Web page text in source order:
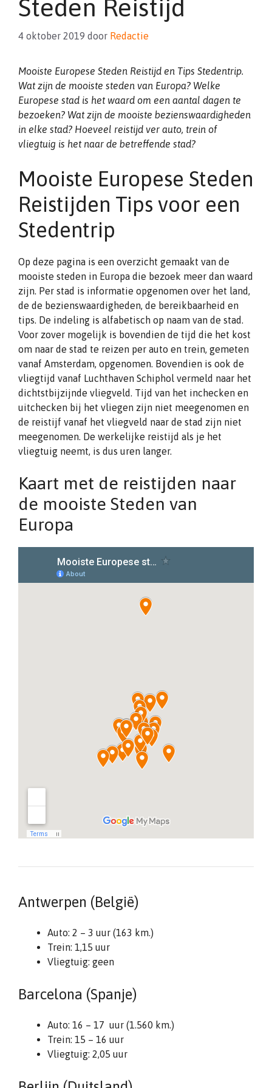
Steden Reistijd
4 oktober 2019 door Redactie
Mooiste Europese Steden Reistijd en Tips Stedentrip.
Wat zijn de mooiste steden van Europa? Welke
Europese stad is het waard om een aantal dagen te
bezoeken? Wat zijn de mooiste bezienswaardigheden
in elke stad? Hoeveel reistijd ver auto, trein of
vliegtuig is het naar de betreffende stad?
Mooiste Europese Steden
Reistijden Tips voor een
Stedentrip
Op deze pagina is een overzicht gemaakt van de
mooiste steden in Europa die bezoek meer dan waard
zijn. Per stad is informatie opgenomen over het land,
de de bezienswaardigheden, de bereikbaarheid en
tips. De indeling is alfabetisch op naam van de stad.
Voor zover mogelijk is bovendien de tijd die het kost
om naar de stad te reizen per auto en trein, gemeten
vanaf Amsterdam, opgenomen. Bovendien is ook de
vliegtijd vanaf Luchthaven Schiphol vermeld naar het
dichtstbijzijnde vliegveld. Tijd van het inchecken en
uitchecken bij het vliegen zijn niet meegenomen en
de reistijf vanaf het vliegveld naar de stad zijn niet
meegenomen. De werkelijke reistijd als je het
vliegtuig neemt, is dus uren langer.
Kaart met de reistijden naar
de mooiste Steden van
Europa
Antwerpen (België)
Auto: 2 – 3 uur (163 km.)
Trein: 1,15 uur
Vliegtuig: geen
Barcelona (Spanje)
Auto: 16 – 17 uur (1.560 km.)
Trein: 15 – 16 uur
Vliegtuig: 2,05 uur